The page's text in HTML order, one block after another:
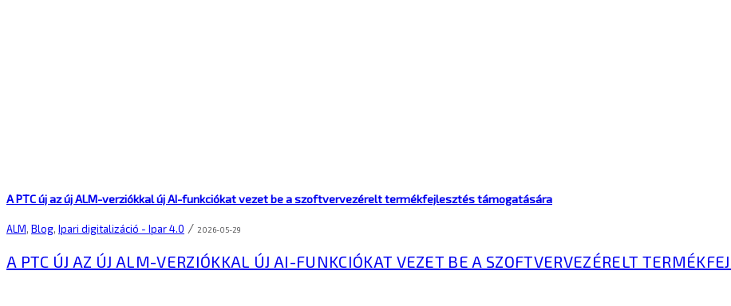
A PTC új az új ALM-verziókkal új AI-funkciókat vezet be a szoftvervezérelt termékfejlesztés támogatására
ALM, Blog, Ipari digitalizáció - Ipar 4.0 / 2026-05-29
A PTC ÚJ AZ ÚJ ALM-VERZIÓKKAL ÚJ AI-FUNKCIÓKAT VEZET BE A SZOFTVERVEZÉRELT